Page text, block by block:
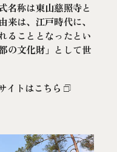
名称は東山慈照寺と
来は、江戸時代に、
ることとなったとい
の文化財」として世
イトはこちら